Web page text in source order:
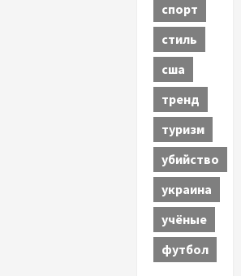
спорт
стиль
сша
тренд
туризм
убийство
украина
учёные
футбол